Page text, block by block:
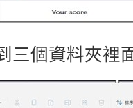
三個資料夾裡